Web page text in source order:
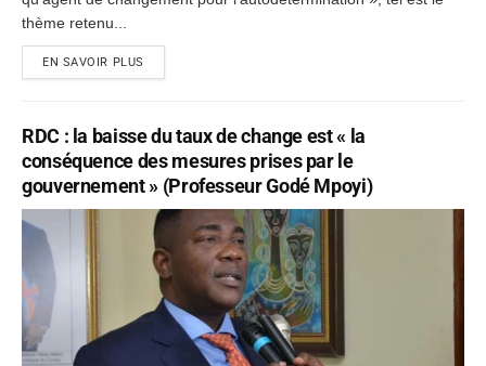
thème retenu...
EN SAVOIR PLUS
RDC : la baisse du taux de change est « la
conséquence des mesures prises par le
gouvernement » (Professeur Godé Mpoyi)